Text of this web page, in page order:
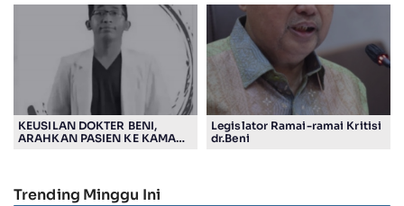
KEUSILAN DOKTER BENI,
ARAHKAN PASIEN KE KAMAR
Legislator Ramai-ramai Kritisi
dr.Beni
Trending Minggu Ini